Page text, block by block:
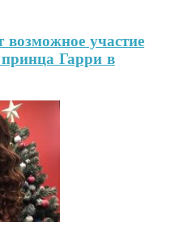
участие
Гарри в